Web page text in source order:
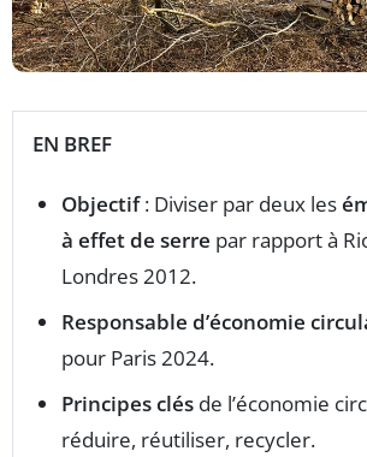
EN BREF
Objectif: Diviser par deux les
à effet de serre par rapport à
Londres 2012.
Responsable d’économie
pour Paris 2024.
Principes clés de l’économie
réduire, réutiliser, recycler.